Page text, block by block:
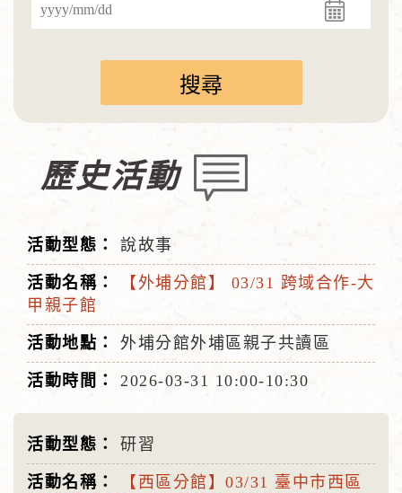
歷史活動
說故事
【外埔分館】 03/31 跨域合作-大
甲親子館
外埔分館外埔區親子共讀區
2026-03-31 10:00-10:30
研習
【西區分館】03/31 臺中市西區